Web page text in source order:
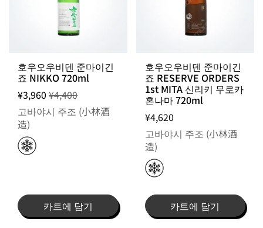
호우오우비덴 준마이긴
죠 NIKKO 720ml
¥3,960 ¥4,400
고바야시 주조 (小林酒
造)
카트에 담기
호우오우비덴 준마이긴
죠 RESERVE ORDERS
1st MITA 신리키 무로카
혼나마 720ml
¥4,620
고바야시 주조 (小林酒
造)
카트에 담기